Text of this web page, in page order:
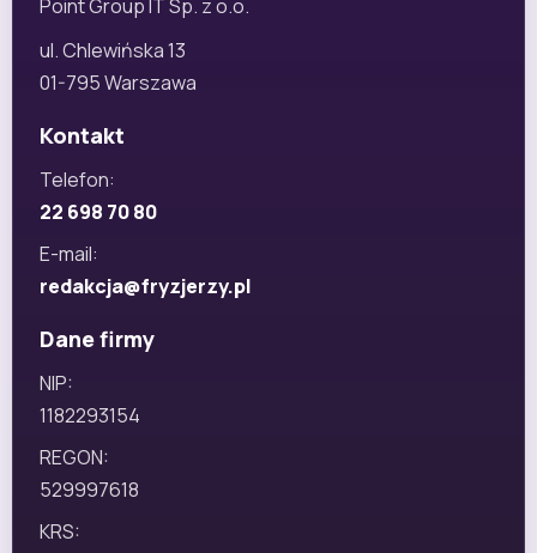
Point Group IT Sp. z o.o.
ul. Chlewińska 13
01-795 Warszawa
Kontakt
Telefon:
22 698 70 80
E-mail:
redakcja@fryzjerzy.pl
Dane firmy
NIP:
1182293154
REGON:
529997618
KRS: